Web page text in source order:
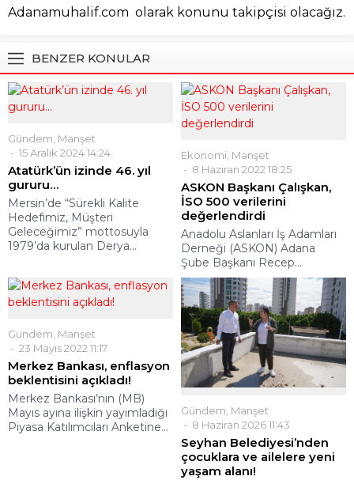
Adanamuhalif.com olarak konunu takipçisi olacağız.
BENZER KONULAR
Gündem Manşet
15 Aralık 2024 14:24
Atatürk’ün izinde 46. yıl
gururu…
Mersin’de “Sürekli Kalite
Hedefimiz, Müşteri
Geleceğimiz” mottosuyla
1979’da kurulan Derya...
Ekonomi Manşet
8 Haziran 2022 18:25
ASKON Başkanı Çalışkan,
İSO 500 verilerini
değerlendirdi
Anadolu Aslanları İş Adamları
Derneği (ASKON) Adana
Şube Başkanı Recep...
Gündem Manşet
23 Mayıs 2022 11:17
Merkez Bankası, enflasyon
beklentisini açıkladı!
Merkez Bankası’nın (MB)
Mayıs ayına ilişkin yayımladığı
Piyasa Katılımcıları Anketine...
Gündem Manşet
8 Haziran 2026 11:43
Seyhan Belediyesi’nden
çocuklara ve ailelere yeni
yaşam alanı!